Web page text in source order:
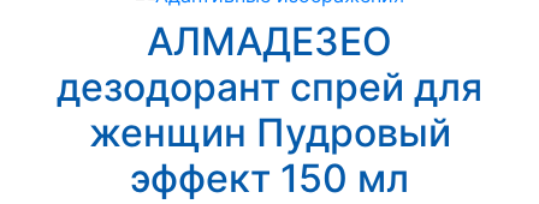
АЛМАДЕЗЕО
дезодорант спрей для
женщин Пудровый
эффект 150 мл